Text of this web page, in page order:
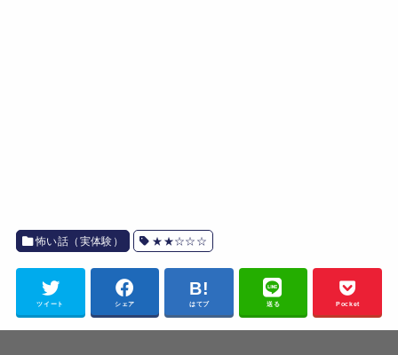
怖い話（実体験） ★★☆☆☆
ツイート シェア はてブ 送る Pocket